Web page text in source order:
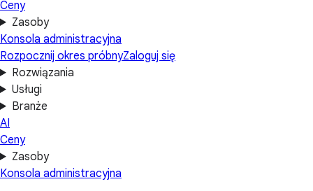
Ceny
Zasoby
Konsola administracyjna
Rozpocznij okres próbnyZaloguj się
Rozwiązania
Usługi
Branże
AI
Ceny
Zasoby
Konsola administracyjna